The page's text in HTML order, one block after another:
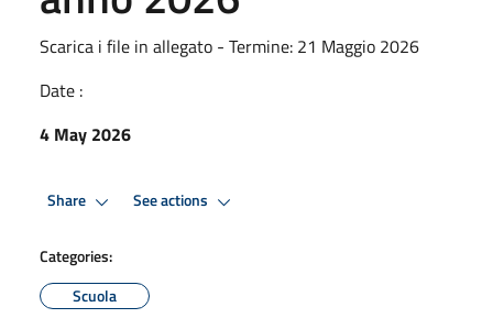
Scarica i file in allegato - Termine: 21 Maggio 2026
Date :
4 May 2026
Share See actions
Categories:
Scuola